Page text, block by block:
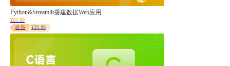
APICloud
数据分析
Python&Streamlit搭建数据Web应用
¥69.80
会员
¥29.80